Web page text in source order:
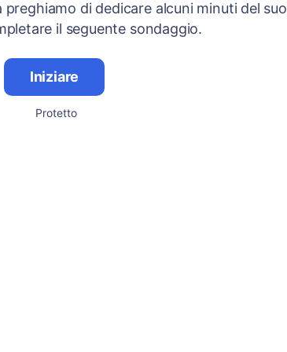
di dedicare alcuni minuti del suo
il seguente sondaggio.
Iniziare
Protetto